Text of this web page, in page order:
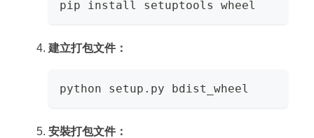
pip install setuptools wheel
建立打包文件：
python setup.py bdist_wheel
安裝打包文件：